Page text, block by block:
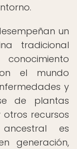
un
tradicional
el mundo
y
de plantas
otros recursos
es
generación,